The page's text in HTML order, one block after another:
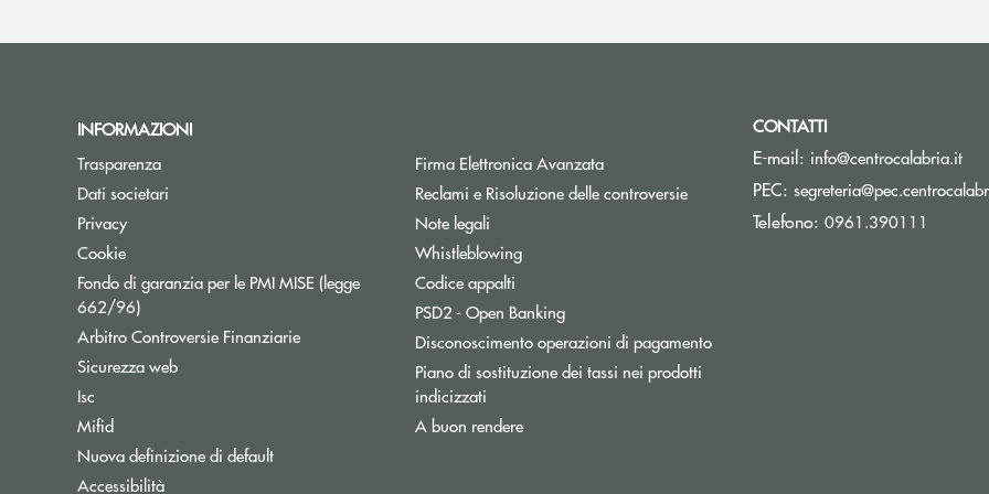
INFORMAZIONI
Trasparenza
Dati societari
Privacy
Cookie
Fondo di garanzia per le PMI MISE (legge
662/96)Apre una nuova finestra
Arbitro Controversie FinanziarieApre una nuova finestra
Sicurezza web
Isc
Mifid
Nuova definizione di default
Accessibilità
Firma Elettronica Avanzata
Reclami e Risoluzione delle controversie
Note legali
Whistleblowing
Codice appalti
PSD2 - Open BankingApre una nuova finestra
Disconoscimento operazioni di pagamento
Piano di sostituzione dei tassi nei prodotti
indicizzati
A buon rendere
CONTATTI
E-mail: info@centrocalabria.it(si
PEC:
Telefono: 0961.390111